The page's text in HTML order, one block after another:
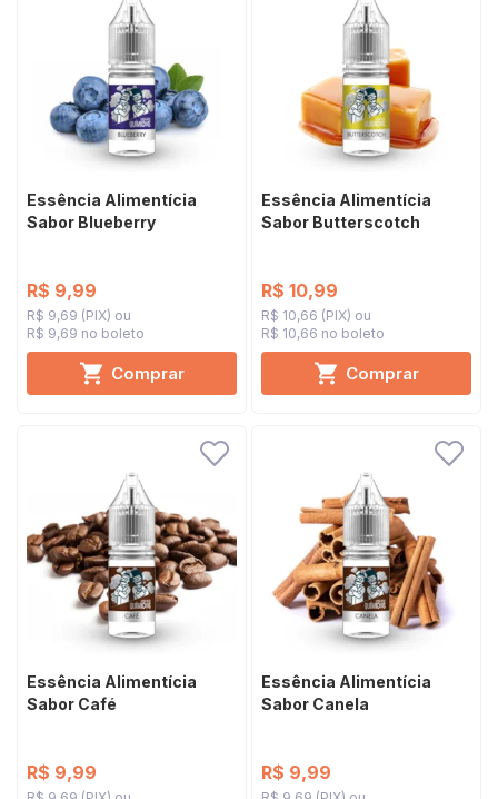
Essência Alimentícia
Sabor Blueberry
R$ 9,99
R$ 9,69 (PIX)
R$ 9,69 no boleto
Comprar
Essência Alimentícia
Sabor Butterscotch
R$ 10,99
R$ 10,66 (PIX)
R$ 10,66 no boleto
Comprar
Essência Alimentícia
Sabor Café
R$ 9,99
Essência Alimentícia
Sabor Canela
R$ 9,99